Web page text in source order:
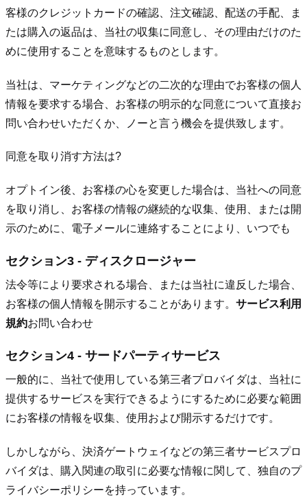
客様のクレジットカードの確認、注文確認、配送の手配、ま
たは購入の返品は、当社の収集に同意し、その理由だけのた
めに使用することを意味するものとします。
当社は、マーケティングなどの二次的な理由でお客様の個人
情報を要求する場合、お客様の明示的な同意について直接お
問い合わせいただくか、ノーと言う機会を提供致します。
同意を取り消す方法は?
オプトイン後、お客様の心を変更した場合は、当社への同意
を取り消し、お客様の情報の継続的な収集、使用、または開
示のために、電子メールに連絡することにより、いつでも
セクション3 - ディスクロージャー
法令等により要求される場合、または当社に違反した場合、
お客様の個人情報を開示することがあります。 サービス利用
規約お問い合わせ
セクション4 - サードパーティサービス
一般的に、当社で使用している第三者プロバイダは、当社に
提供するサービスを実行できるようにするために必要な範囲
にお客様の情報を収集、使用および開示するだけです。
しかしながら、決済ゲートウェイなどの第三者サービスプロ
バイダは、購入関連の取引に必要な情報に関して、独自のプ
ライバシーポリシーを持っています。